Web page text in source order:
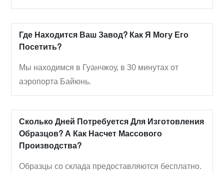
Где Находится Ваш Завод? Как Я Могу Его
Посетить?
Мы находимся в Гуанчжоу, в 30 минутах от
аэропорта Байюнь.
Сколько Дней Потребуется Для Изготовления
Образцов? А Как Насчет Массового
Производства?
Образцы со склада предоставляются бесплатно.